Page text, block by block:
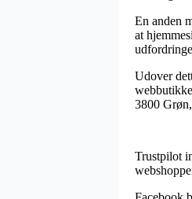
En anden
at
Udover
3800
Trustpilot